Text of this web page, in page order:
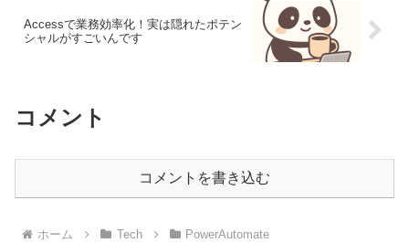
Accessで業務効率化！実は隠れたポテン
シャルがすごいんです
コメント
コメントを書き込む
ホーム Tech PowerAutomate